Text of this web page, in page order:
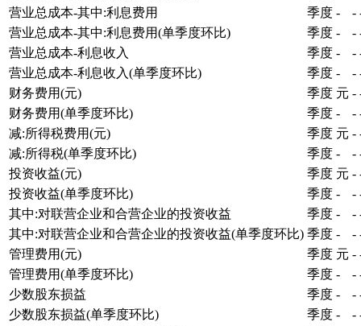
营业总成本-其中:利息费用
季度 - -
营业总成本-其中:利息费用(单季度环比)
季度 - -
营业总成本-利息收入
季度 - -
营业总成本-利息收入(单季度环比)
季度 - -
财务费用(元)
季度 元 -
财务费用(单季度环比)
季度 - -
减:所得税费用(元)
季度 元 -
减:所得税(单季度环比)
季度 - -
投资收益(元)
季度 元 -
投资收益(单季度环比)
季度 - -
其中:对联营企业和合营企业的投资收益
季度 - -
其中:对联营企业和合营企业的投资收益(单季度环比) 季度 - -
管理费用(元)
季度 元 -
管理费用(单季度环比)
季度 - -
少数股东损益
季度 - -
少数股东损益(单季度环比)
季度 - -